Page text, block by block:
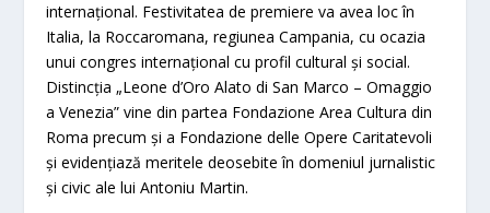
internațional. Festivitatea de premiere va avea loc în
Italia, la Roccaromana, regiunea Campania, cu ocazia
unui congres internațional cu profil cultural și social.
Distincția „Leone d’Oro Alato di San Marco – Omaggio
a Venezia” vine din partea Fondazione Area Cultura din
Roma precum și a Fondazione delle Opere Caritatevoli
și evidențiază meritele deosebite în domeniul jurnalistic
și civic ale lui Antoniu Martin.